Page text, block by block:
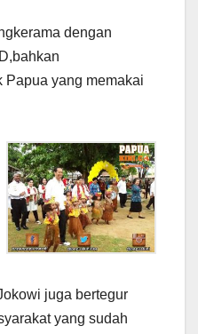
dengan
Papua yang memakai
juga bertegur
yang sudah